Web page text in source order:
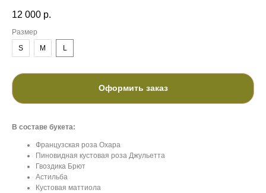
12 000 р.
Размер
S
M L
Оформить заказ
В составе букета:
Французская роза Охара
Пиновидная кустовая роза Джульетта
Гвоздика Брют
Астильба
Кустовая маттиола